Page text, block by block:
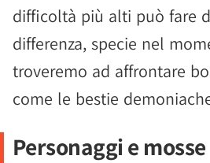
difficoltà più alti può fare
differenza, specie nel
troveremo ad affrontare
come le bestie
Personaggi e mosse